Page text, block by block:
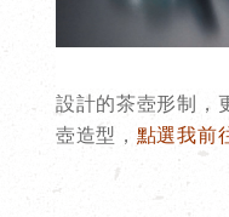
設計的茶壺形制，
壺造型， 點選我前